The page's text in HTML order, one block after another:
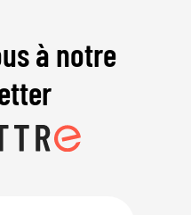
à notre